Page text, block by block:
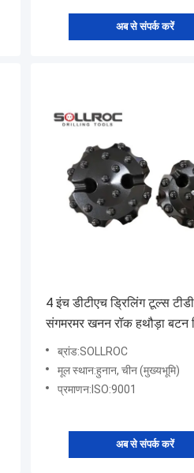
अब से संपर्क करें
4 इंच डीटीएच ड्रिलिंग टूल्स
संगमरमर खनन रॉक हथौड़ा बटन
ब्रांड:SOLLROC
मूल स्थान:हुनान, चीन (मुख्यभूमि)
प्रमाणन:ISO:9001
अब से संपर्क करें